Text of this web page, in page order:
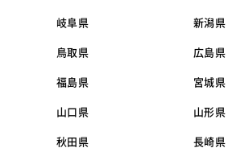
岐阜県 新潟県
鳥取県 広島県
福島県 宮城県
山口県 山形県
秋田県 長崎県